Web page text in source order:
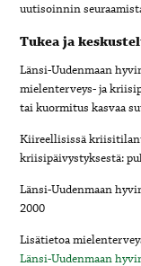
uutisoinnin
Tukea ja
Länsi-Uudenmaan
mielenterveys- ja
tai kuormitus kasvaa
Kiireellisissä
kriisipäivystyksestä:
Länsi-Uudenmaan
2000
Lisätietoa
Länsi-Uudenmaan